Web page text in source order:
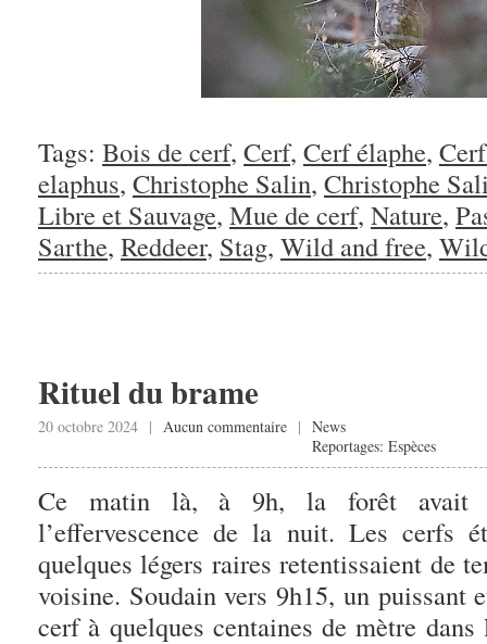
Tags: Bois de cerf, Cerf, Cerf élaphe,
elaphus, Christophe Salin, Christophe
Libre et Sauvage, Mue de cerf, Nature,
Sarthe, Reddeer, Stag, Wild and free,
Rituel du brame
20 octobre 2024 | Aucun commentaire | News
Reportages: Espèces
Ce matin là, à 9h, la forêt avait
l’effervescence de la nuit. Les cerfs
quelques légers raires retentissaient de
voisine. Soudain vers 9h15, un puissant
cerf à quelques centaines de mètre